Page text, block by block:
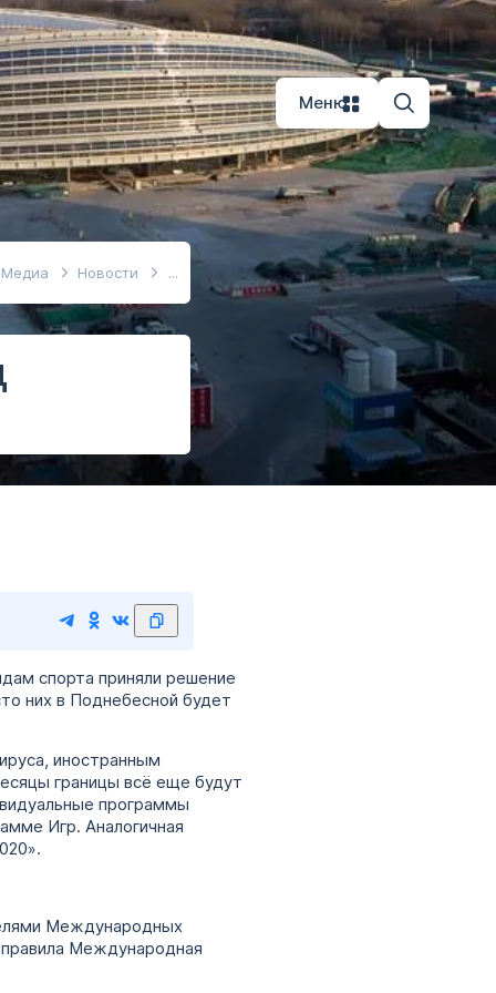
Меню
Медиа Новости
спорта приняли решение
них в Поднебесной будет
иностранным
границы всё еще будут
программы
Игр. Аналогичная
Международных
Международная